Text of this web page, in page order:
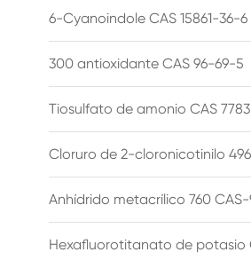
6-Cyanoindole CAS 15861-36-6
300 antioxidante CAS 96-69-5
Tiosulfato de amonio CAS 7783
Cloruro de 2-cloronicotinilo
Anhídrido metacrílico 760
Hexafluorotitanato de potasio